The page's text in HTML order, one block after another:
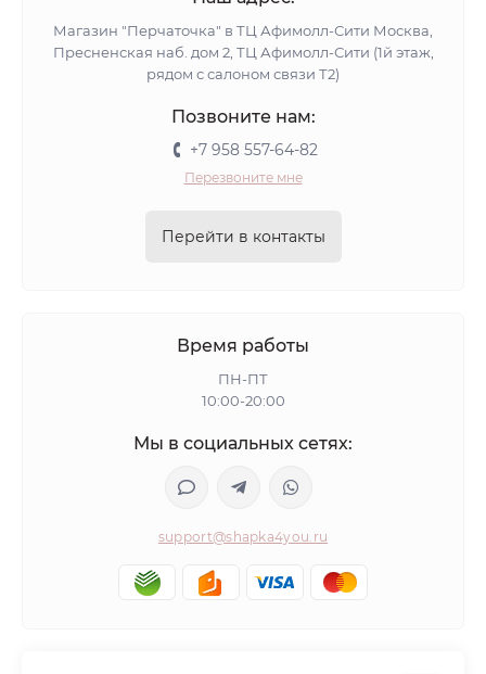
Магазин "Перчаточка" в ТЦ Афимолл-Сити Москва,
Пресненская наб. дом 2, ТЦ Афимолл-Сити (1й этаж,
рядом с салоном связи Т2)
Позвоните нам:
+7 958 557-64-82
Перезвоните мне
Перейти в контакты
Время работы
ПН-ПТ
10:00-20:00
Мы в социальных сетях:
support@shapka4you.ru